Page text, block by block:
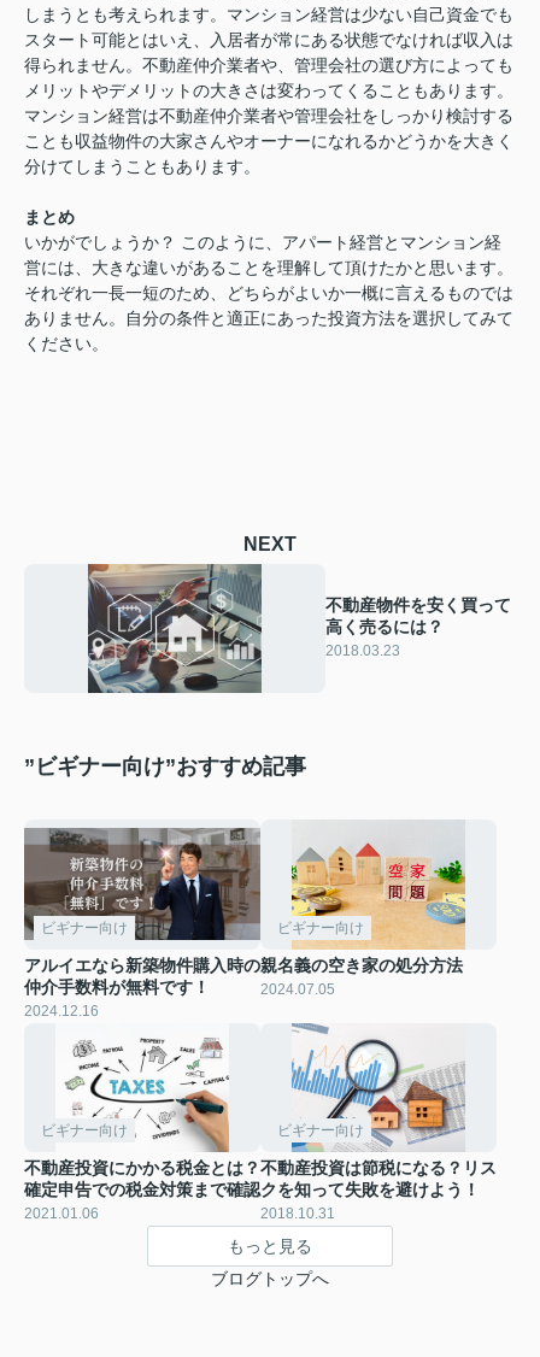
しまうとも考えられます。マンション経営は少ない自己資金でも
スタート可能とはいえ、入居者が常にある状態でなければ収入は
得られません。不動産仲介業者や、管理会社の選び方によっても
メリットやデメリットの大きさは変わってくることもあります。
マンション経営は不動産仲介業者や管理会社をしっかり検討する
ことも収益物件の大家さんやオーナーになれるかどうかを大きく
分けてしまうこともあります。
まとめ
いかがでしょうか？ このように、アパート経営とマンション経
営には、大きな違いがあることを理解して頂けたかと思います。
それぞれ一長一短のため、どちらがよいか一概に言えるものでは
ありません。自分の条件と適正にあった投資方法を選択してみて
ください。
NEXT
不動産物件を安く買って
高く売るには？
2018.03.23
”ビギナー向け”おすすめ記事
ビギナー向け
アルイエなら新築物件購入時の
仲介手数料が無料です！
2024.12.16
ビギナー向け
親名義の空き家の処分方法
2024.07.05
ビギナー向け
不動産投資にかかる税金とは？
確定申告での税金対策まで確認
2021.01.06
ビギナー向け
不動産投資は節税になる？リス
クを知って失敗を避けよう！
2018.10.31
もっと見る
ブログトップへ